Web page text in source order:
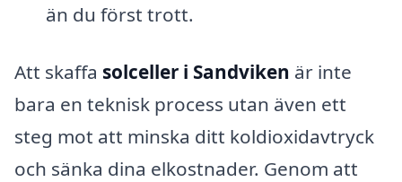
än du först trott.
Att skaffa solceller i Sandviken är inte
bara en teknisk process utan även ett
steg mot att minska ditt koldioxidavtryck
och sänka dina elkostnader. Genom att